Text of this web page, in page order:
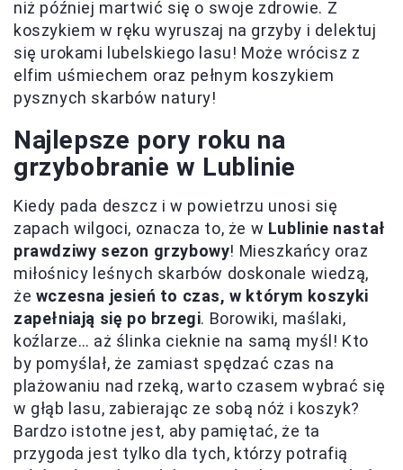
niż później martwić się o swoje zdrowie. Z
koszykiem w ręku wyruszaj na grzyby i delektuj
się urokami lubelskiego lasu! Może wrócisz z
elfim uśmiechem oraz pełnym koszykiem
pysznych skarbów natury!
Najlepsze pory roku na
grzybobranie w Lublinie
Kiedy pada deszcz i w powietrzu unosi się
zapach wilgoci, oznacza to, że w Lublinie nastał
prawdziwy sezon grzybowy! Mieszkańcy oraz
miłośnicy leśnych skarbów doskonale wiedzą,
że wczesna jesień to czas, w którym koszyki
zapełniają się po brzegi. Borowiki, maślaki,
koźlarze… aż ślinka cieknie na samą myśl! Kto
by pomyślał, że zamiast spędzać czas na
plażowaniu nad rzeką, warto czasem wybrać się
w głąb lasu, zabierając ze sobą nóż i koszyk?
Bardzo istotne jest, aby pamiętać, że ta
przygoda jest tylko dla tych, którzy potrafią